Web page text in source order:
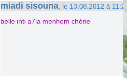
miadi sisouna , le 13.08.2012 à
belle inti a7la menhom chérie